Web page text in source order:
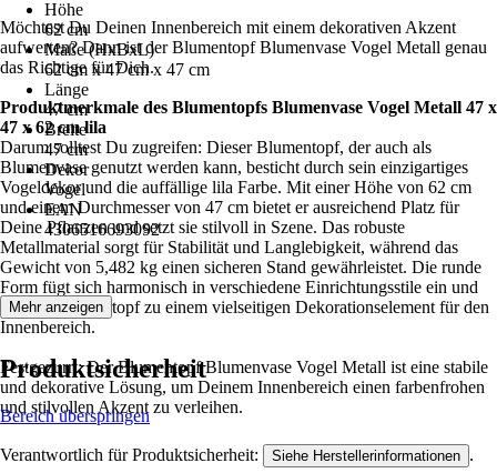
Höhe
62 cm
Maße (HxBxL)
62 cm x 47 cm x 47 cm
Länge
47 cm
Breite
47 cm
Dekor
Vogel
EAN
4306516693092
Möchtest Du Deinen Innenbereich mit einem dekorativen Akzent
aufwerten? Dann ist der Blumentopf Blumenvase Vogel Metall genau
das Richtige für Dich.
Produktmerkmale des Blumentopfs Blumenvase Vogel Metall 47 x
47 x 62 cm lila
Darum solltest Du zugreifen: Dieser Blumentopf, der auch als
Blumenvase genutzt werden kann, besticht durch sein einzigartiges
Vogeldekor und die auffällige lila Farbe. Mit einer Höhe von 62 cm
und einem Durchmesser von 47 cm bietet er ausreichend Platz für
Deine Pflanzen und setzt sie stilvoll in Szene. Das robuste
Metallmaterial sorgt für Stabilität und Langlebigkeit, während das
Gewicht von 5,482 kg einen sicheren Stand gewährleistet. Die runde
Form fügt sich harmonisch in verschiedene Einrichtungsstile ein und
macht den Übertopf zu einem vielseitigen Dekorationselement für den
Innenbereich.
Festgezurrt: Der Blumentopf Blumenvase Vogel Metall ist eine stabile
und dekorative Lösung, um Deinem Innenbereich einen farbenfrohen
und stilvollen Akzent zu verleihen.
Mehr anzeigen
Produktsicherheit
Bereich überspringen
Verantwortlich für Produktsicherheit: Siehe Herstellerinformationen .